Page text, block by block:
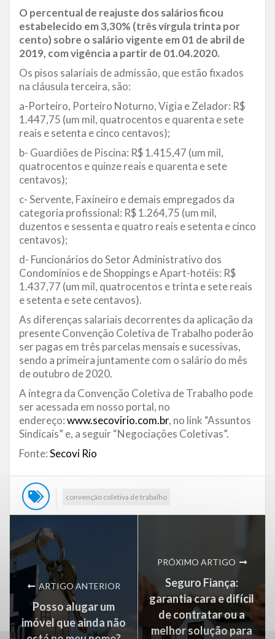
O percentual de reajuste dos salários ficou
estabelecido em 3,30% (três vírgula trinta por
cento) sobre o salário vigente em 01 de abril de
2019, com vigência a partir de 01.04.2020.
Os pisos salariais de admissão, que estão fixados
na cláusula terceira, são:
a-Porteiro, Porteiro Noturno, Vigia e Zelador: R$
1.447,75 (um mil, quatrocentos e quarenta e sete
reais e setenta e cinco centavos);
b- Guardiões de Piscina: R$ 1.415,47 (um mil,
quatrocentos e quinze reais e quarenta e sete
centavos);
c- Servente, Faxineiro e demais empregados da
categoria profissional: R$ 1.264,75 (um mil,
duzentos e sessenta e quatro reais e setenta e cinco
centavos);
d- Funcionários do Setor Administrativo dos
Condomínios e de Shoppings e Apart-hotéis: R$
1.437,77 (um mil, quatrocentos e trinta e sete reais
e setenta e sete centavos).
As diferenças salariais decorrentes da aplicação da
presente Convenção Coletiva de Trabalho poderão
ser pagas em três parcelas mensais e sucessivas,
sendo a primeira juntamente com o salário do mês
de outubro de 2020.
A íntegra da Convenção Coletiva de Trabalho pode
ser acessada em nosso portal, no
endereço:www.secovirio.com.br, no link “Assuntos
Sindicais” e, a seguir “Negociações Coletivas”.
Fonte:Secovi Rio
convenção coletiva de trabalho
ARTIGO ANTERIOR
Posso alugar um
imóvel que ainda não
PRÓXIMO ARTIGO
Seguro Fiança:
garantia cara e difícil
de contratar ou a
melhor solução para